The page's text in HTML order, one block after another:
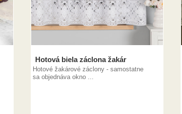
Hotová biela záclona žakár
Hotové žakárové záclony - samostatne
sa objednáva okno ...